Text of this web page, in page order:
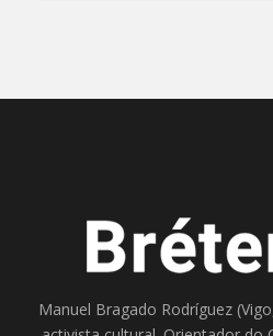
Manuel Bragado Rodríguez